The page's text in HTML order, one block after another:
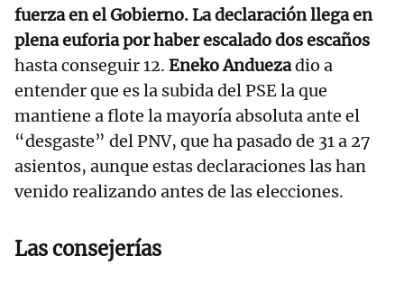
fuerza en el Gobierno. La declaración llega en
plena euforia por haber escalado dos escaños
hasta conseguir 12. Eneko Anduezadio a
entender que es la subida del PSE la que
mantiene a flote la mayoría absoluta ante el
“desgaste” del PNV, que ha pasado de 31 a 27
asientos, aunque estas declaraciones las han
venido realizando antes de las elecciones.
Las consejerías